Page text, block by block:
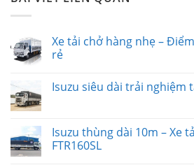
Xe tải chở hàng nhẹ –
rẻ
Isuzu siêu dài trải nghiệm
Isuzu thùng dài 10m – Xe
FTR160SL